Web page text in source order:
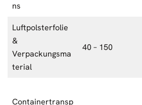
ns
Luftpolsterfolie
&
Verpackungsma
terial
40 – 150
Containertransp